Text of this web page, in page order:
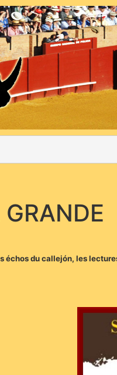
échos du callejón, les